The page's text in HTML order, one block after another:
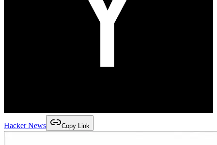
Hacker News Copy Link